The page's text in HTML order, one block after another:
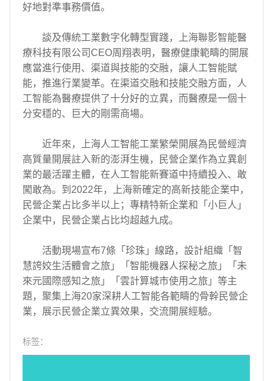
好地對準事務價值。
談及傳統工業數字化轉型實踐，上海聯影智能醫
療科技有限公司CEO周翔表明，醫療健康範疇的開展
應當進行使用、渠道與技能的交融，讓人工智能賦
能，推進行業變革。在渠道交融和技能交融方面，人
工智能為醫療提供了十分好的立異，而醫療是一個十
分安穩的、巨大的剛需商場。
近年來，上海人工智能工業繁榮開展為民營經濟
高質量開展註入新的澎湃生機，民營企業作為立異創
業的最活躍主體，在人工智能新賽道中持續投入、敢
闖敢為。到2022年，上海新確定的高新技能企業中，
民營企業占比多半以上；專精特新企業和「小巨人」
企業中，民營企業占比均超越九成。
活動現場宣布7條「珍珠」線路，設計組織「智
慧誇姣生活體會之旅」「智能機器人探秘之旅」「未
來元國際感知之旅」「雲計算城市使用之旅」等主
題，聚集上海20家深耕人工智能各範疇的骨幹民營企
業，展示民營企業立異效果，交流開展經驗。
标签：